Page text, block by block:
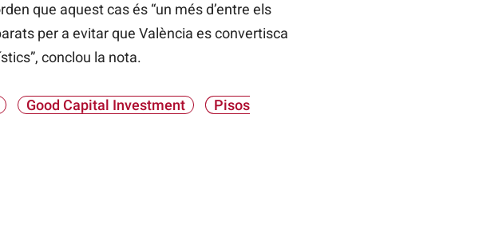
que aquest cas és “un més d’entre els
per a evitar que València es convertisca
conclou la nota.
Good Capital Investment
Pisos